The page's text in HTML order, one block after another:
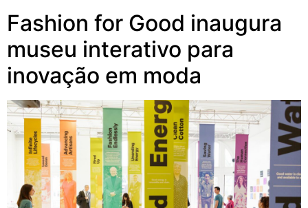
Fashion for Good inaugura
museu interativo para
inovação em moda